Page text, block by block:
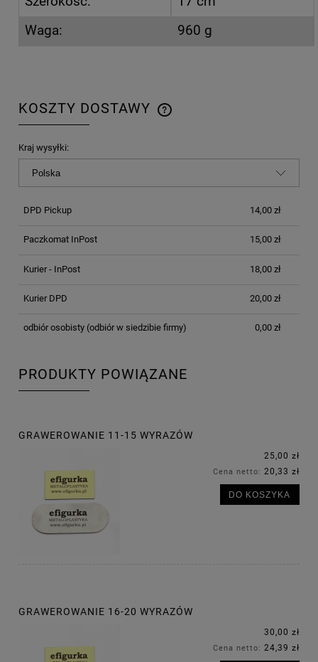
Waga:
960 g
KOSZTY DOSTAWY
CENA NIE ZAWIERA EWENTUALNYCH KOSZTÓW
Kraj wysyłki:
DPD Pickup 14,00 zł
Paczkomat InPost 15,00 zł
Kurier - InPost 18,00 zł
Kurier DPD 20,00 zł
odbiór osobisty(odbiór w siedzibie firmy) 0,00 zł
PRODUKTY POWIĄZANE
GRAWEROWANIE 11-15 WYRAZÓW
25,00 zł
Cena netto: 20,33 zł
DO KOSZYKA
GRAWEROWANIE 16-20 WYRAZÓW
30,00 zł
Cena netto: 24,39 zł